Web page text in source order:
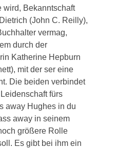
wird, Bekanntschaft
(John C. Reilly),
vermag,
durch der
Katherine Hepburn
mit der ser eine
Die beiden verbindet
fürs
away Hughes in du
away in seinem
größere Rolle
Es gibt bei ihm ein